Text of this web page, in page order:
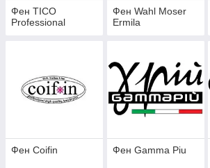
Фен TICO
Professional
Фен Wahl Moser
Ermila
Фен Coifin Фен Gamma Piu